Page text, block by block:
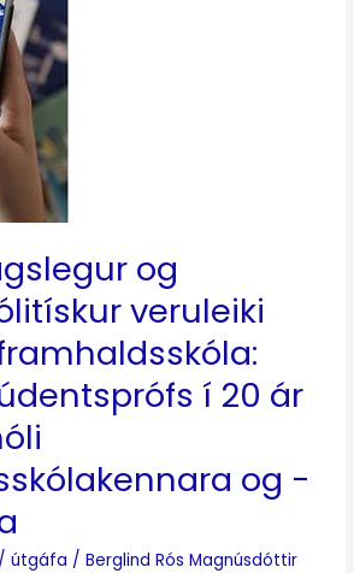
og
veruleiki
í 20 ár
og -
/útgáfa /Berglind Rós Magnúsdóttir